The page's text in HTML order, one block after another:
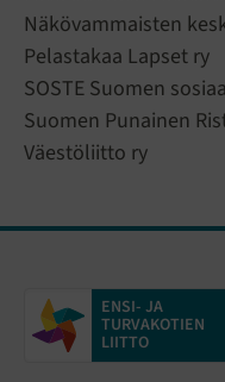
Näkövammaisten
Pelastakaa Lapset ry
SOSTE Suomen
Suomen Punainen
Väestöliitto ry
ENSI- JA
TURVAKOTIEN
LIITTO